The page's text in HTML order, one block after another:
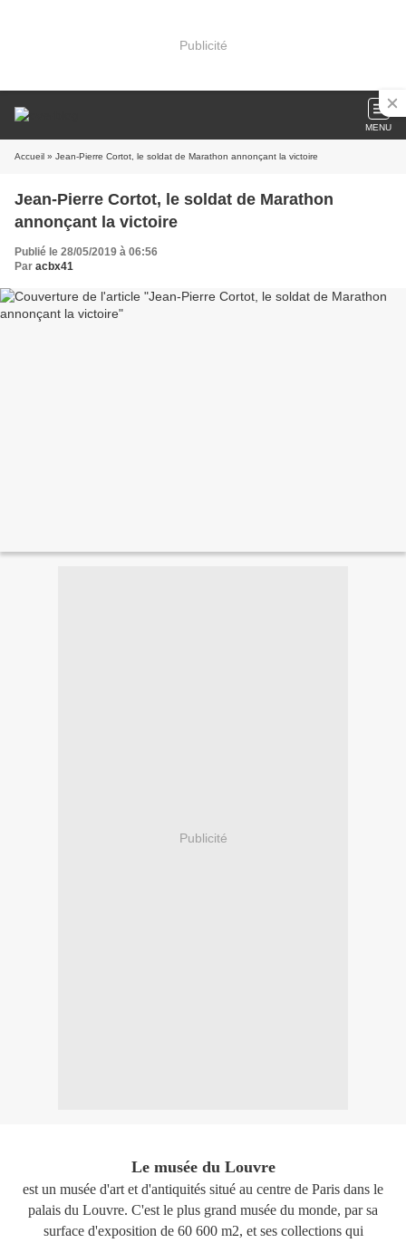
Publicité
MENU
Accueil » Jean-Pierre Cortot, le soldat de Marathon annonçant la victoire
Jean-Pierre Cortot, le soldat de Marathon
annonçant la victoire
Publié le 28/05/2019 à 06:56
Par acbx41
Publicité
Le musée du Louvre
est un musée d'art et d'antiquités situé au centre de Paris dans le
palais du Louvre. C'est le plus grand musée du monde, par sa
surface d'exposition de 60 600 m2, et ses collections qui